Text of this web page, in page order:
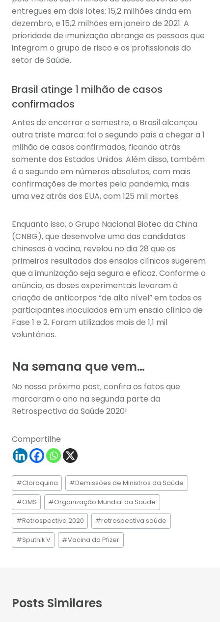
entregues em dois lotes: 15,2 milhões ainda em
dezembro, e 15,2 milhões em janeiro de 2021. A
prioridade de imunização abrange as pessoas que
integram o grupo de risco e os profissionais do
setor de Saúde.
Brasil atinge 1 milhão de casos
confirmados
Antes de encerrar o semestre, o Brasil alcançou
outra triste marca: foi o segundo país a chegar a 1
milhão de casos confirmados, ficando atrás
somente dos Estados Unidos. Além disso, também
é o segundo em números absolutos, com mais
confirmações de mortes pela pandemia, mais
uma vez atrás dos EUA, com 125 mil mortes.
Enquanto isso, o Grupo Nacional Biotec da China
(CNBG), que desenvolve uma das candidatas
chinesas à vacina, revelou no dia 28 que os
primeiros resultados dos ensaios clínicos sugerem
que a imunização seja segura e eficaz. Conforme o
anúncio, as doses experimentais levaram à
criação de anticorpos “de alto nível” em todos os
participantes inoculados em um ensaio clínico de
Fase 1 e 2. Foram utilizados mais de 1,1 mil
voluntários.
Na semana que vem…
No nosso próximo post, confira os fatos que
marcaram o ano na segunda parte da
Retrospectiva da Saúde 2020!
Compartilhe
Tags
do
Post:
#Cloroquina #Demissões de Ministros da Saúde
#OMS #Organização Mundial da Saúde
#Retrospectiva 2020 #retrospectiva saúde
#Sputnik V #Vacina da Pfizer
Posts Similares